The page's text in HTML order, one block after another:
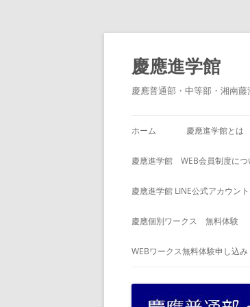
コ
テ
ン
ツ
へ
ス
慶應進学館
慶應普通部・中等部・湘南
ホーム 慶應進学館とは
慶應進学館 WEB会員制度につ
慶應進学館 LINE公式アカウント
慶應個別ワークス 無料体験
WEBワークス無料体験申し込み